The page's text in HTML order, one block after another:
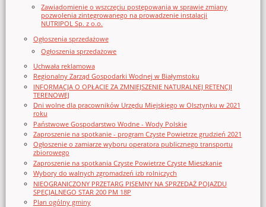
Zawiadomienie o wszczęciu postępowania w sprawie zmiany
pozwolenia zintegrowanego na prowadzenie instalacji
NUTRIPOL Sp. z o.o.
Ogłoszenia sprzedażowe
Ogłoszenia sprzedażowe
Uchwała reklamowa
Regionalny Zarząd Gospodarki Wodnej w Białymstoku
INFORMACJA O OPŁACIE ZA ZMNIEJSZENIE NATURALNEJ RETENCJI
TERENOWEJ
Dni wolne dla pracowników Urzędu Miejskiego w Olsztynku w 2021
roku
Państwowe Gospodarstwo Wodne - Wody Polskie
Zaproszenie na spotkanie - program Czyste Powietrze grudzień 2021
Ogłoszenie o zamiarze wyboru operatora publicznego transportu
zbiorowego
Zaproszenie na spotkania Czyste Powietrze Czyste Mieszkanie
Wybory do walnych zgromadzeń izb rolniczych
NIEOGRANICZONY PRZETARG PISEMNY NA SPRZEDAŻ POJAZDU
SPECJALNEGO STAR 200 PM 18P
Plan ogólny gminy